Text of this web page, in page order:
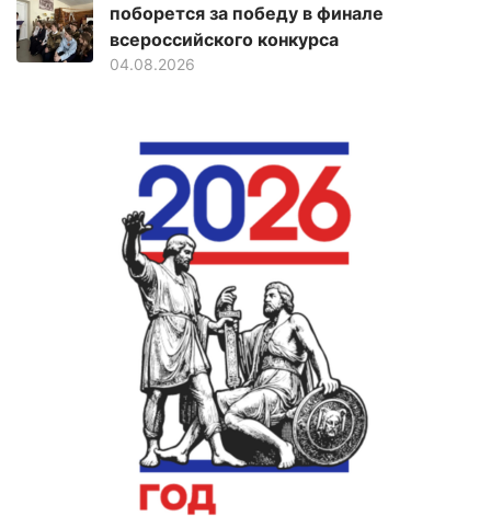
поборется за победу в финале
всероссийского конкурса
04.08.2026